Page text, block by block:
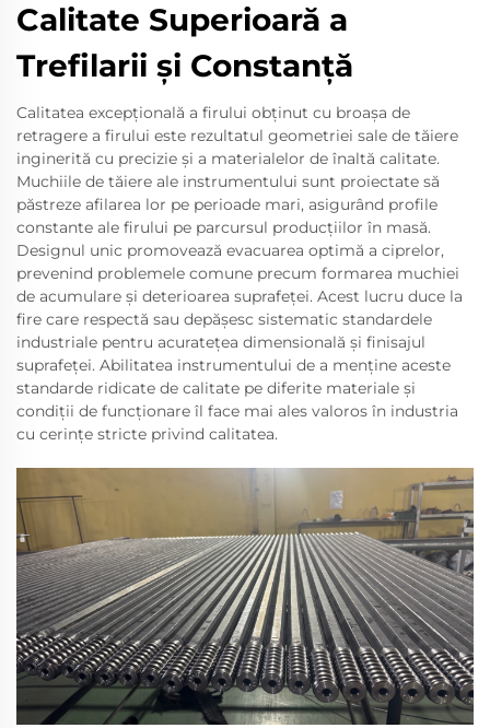
Calitate Superioară a
Trefilarii și Constanță
Calitatea excepțională a firului obținut cu broașa de
retragere a firului este rezultatul geometriei sale de tăiere
inginerită cu precizie și a materialelor de înaltă calitate.
Muchiile de tăiere ale instrumentului sunt proiectate să
păstreze afilarea lor pe perioade mari, asigurând profile
constante ale firului pe parcursul producțiilor în masă.
Designul unic promovează evacuarea optimă a ciprelor,
prevenind problemele comune precum formarea muchiei
de acumulare și deterioarea suprafeței. Acest lucru duce la
fire care respectă sau depășesc sistematic standardele
industriale pentru acuratețea dimensională și finisajul
suprafeței. Abilitatea instrumentului de a menține aceste
standarde ridicate de calitate pe diferite materiale și
condiții de funcționare îl face mai ales valoros în industria
cu cerințe stricte privind calitatea.